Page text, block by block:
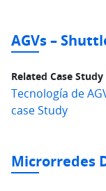
AGVs –
Related Case Study
Tecnología de
case Study
Microrredes